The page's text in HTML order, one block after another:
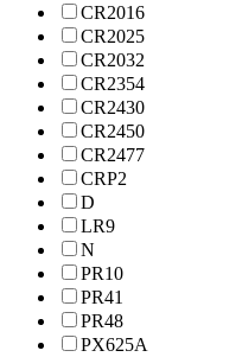
CR2016
CR2025
CR2032
CR2354
CR2430
CR2450
CR2477
CRP2
D
LR9
N
PR10
PR41
PR48
PX625A